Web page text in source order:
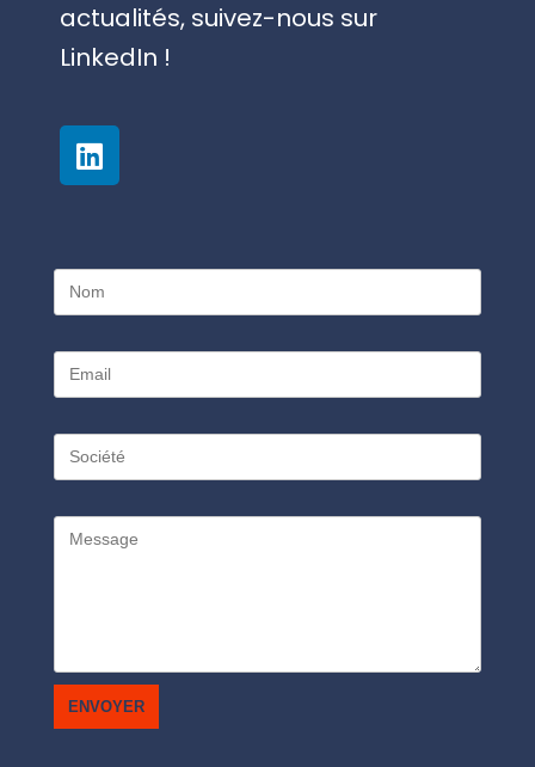
actualités, suivez-nous sur
LinkedIn !
ENVOYER